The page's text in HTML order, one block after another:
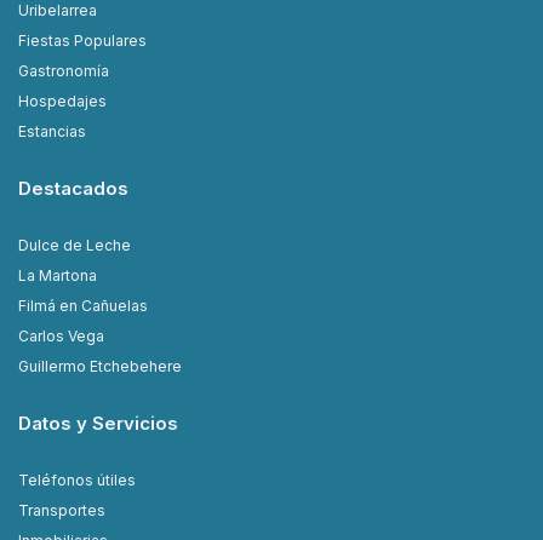
Uribelarrea
Fiestas Populares
Gastronomía
Hospedajes
Estancias
Destacados
Dulce de Leche
La Martona
Filmá en Cañuelas
Carlos Vega
Guillermo Etchebehere
Datos y Servicios
Teléfonos útiles
Transportes